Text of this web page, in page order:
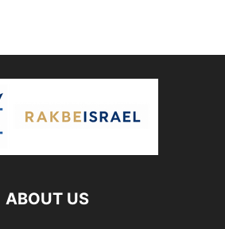
ABOUT US